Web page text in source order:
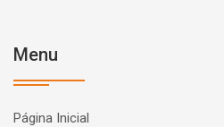
Menu
Página Inicial